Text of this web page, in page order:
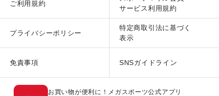
ご利用規約
サービス利用規約
プライバシーポリシー
特定商取引法に基づく
表示
免責事項 SNSガイドライン
お買い物が便利に！メガスポーツ公式アプリ